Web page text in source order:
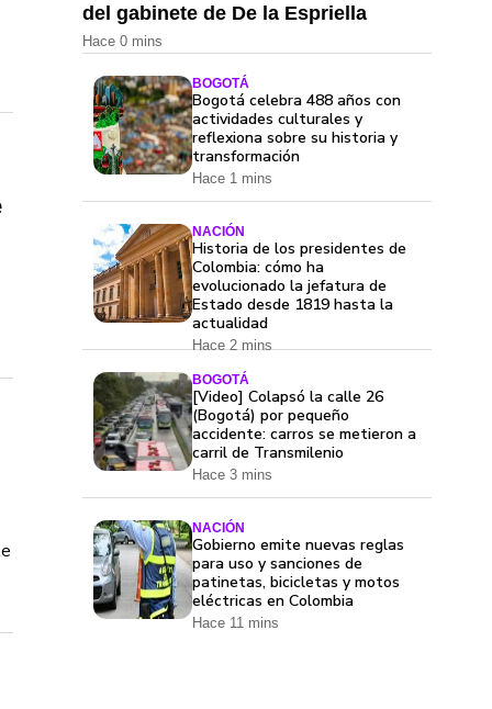
del gabinete de De la Espriella
Hace 0 mins
BOGOTÁ
Bogotá celebra 488 años con
actividades culturales y
reflexiona sobre su historia y
transformación
Hace 1 mins
NACIÓN
Historia de los presidentes de
Colombia: cómo ha
evolucionado la jefatura de
Estado desde 1819 hasta la
actualidad
Hace 2 mins
BOGOTÁ
[Video] Colapsó la calle 26
(Bogotá) por pequeño
accidente: carros se metieron a
carril de Transmilenio
Hace 3 mins
NACIÓN
Gobierno emite nuevas reglas
para uso y sanciones de
patinetas, bicicletas y motos
eléctricas en Colombia
Hace 11 mins